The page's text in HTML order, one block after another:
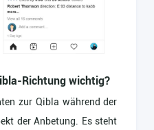
Richtung wichtig?
zur Qibla während der
der Anbetung. Es steht